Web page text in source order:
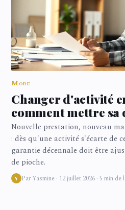
Mode
Changer d'activité
comment mettre sa
Nouvelle prestation, nouveau
: dès qu'une activité s'écarte de
garantie décennale doit être
de pioche.
Y Par Yasmine · 12 juillet 2026 · 5 min de